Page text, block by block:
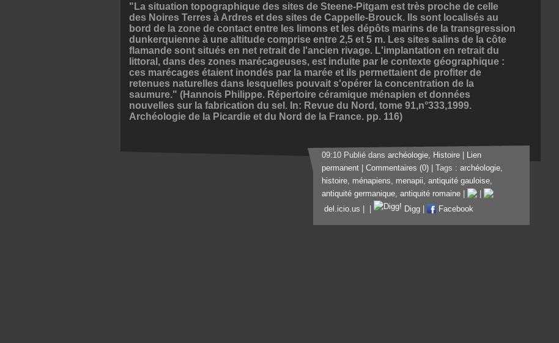
"La situation topographique des sites de Steene-Pitgam est très proche de celle
des Noires Terres à Ardres et des sites de Cappelle-Brouck. Ils sont localisés au
bord de la zone de contact entre les limons et les dépôts marins de la transgression
dunkerquienne à une altitude comprise entre 2,5 et 5 m. Les sites salins de la côte
flamande sont situés en net retrait de l'ancien rivage. L'implantation en retrait du
littoral, dans des zones marécageuses, est induite par le contexte géographique :
ces marécages étaient inondés par la marée et ils permettaient de profiter de
retenues naturelles dans lesquelles pouvait s'opérer la concentration de la
saumure." (Hannois Philippe. Répertoire céramique ménapien et données
nouvelles sur la fabrication du sel. In: Revue du Nord, tome 91,n°333,1999.
Archéologie de la Picardie et du Nord de la France. pp. 116)
09:10 Publié dans archéologie Histoire
Lien
permanent
Commentaires (0) | Tags : archéologie
histoire
ménapiens menapii antiquité gauloise
antiquité germanique antiquité romaine
del.icio.us
Digg Facebook